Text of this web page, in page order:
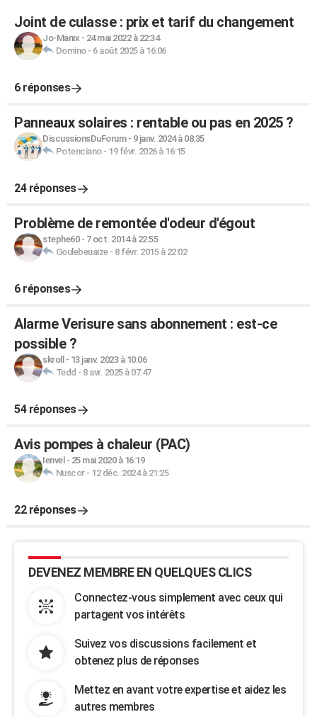
Joint de culasse : prix et tarif du changement
Jo-Manix - 24 mai 2022 à 22:34
Domino- 6 août 2025 à 16:06
6 réponses
Panneaux solaires : rentable ou pas en 2025 ?
DiscussionsDuForum- 9 janv. 2024 à 08:35
Potenciano- 19 févr. 2026 à 16:15
24 réponses
Problème de remontée d'odeur d'égout
stephe60- 7 oct. 2014 à 22:55
Goulebeuaize- 8 févr. 2015 à 22:02
6 réponses
Alarme Verisure sans abonnement : est-ce
possible ?
skroll - 13 janv. 2023 à 10:06
Tedd - 8 avr. 2025 à 07:47
54 réponses
Avis pompes à chaleur (PAC)
Ienvel - 25 mai 2020 à 16:19
Nuscor- 12 déc. 2024 à 21:25
22 réponses
DEVENEZ MEMBRE EN QUELQUES CLICS
Connectez-vous simplement avec ceux qui
partagent vos intérêts
Suivez vos discussions facilement et
obtenez plus de réponses
Mettez en avant votre expertise et aidez les
autres membres